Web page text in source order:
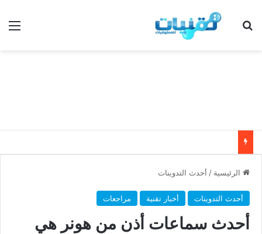
بحث عن
الرئيسية / أحدث التدوينات
أحدث التدوينات أخبار تقنية مراجعات
أحدث سماعات أذن من هونر هي